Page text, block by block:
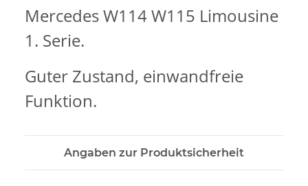
Mercedes W114 W115 Limousine
1. Serie.
Guter Zustand, einwandfreie
Funktion.
Angaben zur Produktsicherheit